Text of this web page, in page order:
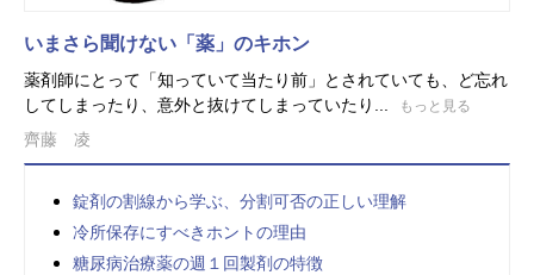
いまさら聞けない「薬」のキホン
薬剤師にとって「知っていて当たり前」とされていても、ど忘れ
してしまったり、意外と抜けてしまっていたり...
もっと見る
齊藤 凌
錠剤の割線から学ぶ、分割可否の正しい理解
冷所保存にすべきホントの理由
糖尿病治療薬の週１回製剤の特徴